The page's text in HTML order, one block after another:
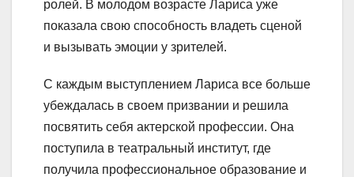
ролей. В молодом возрасте Лариса уже
показала свою способность владеть сценой
и вызывать эмоции у зрителей.
С каждым выступлением Лариса все больше
убеждалась в своем призвании и решила
посвятить себя актерской профессии. Она
поступила в театральный институт, где
получила профессиональное образование и